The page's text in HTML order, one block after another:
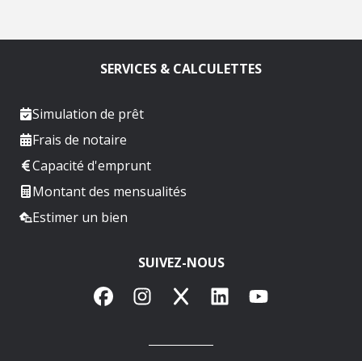
SERVICES & CALCULETTES
Simulation de prêt
Frais de notaire
Capacité d'emprunt
Montant des mensualités
Estimer un bien
SUIVEZ-NOUS
FacebookInstagram
X LinkedInYouTube